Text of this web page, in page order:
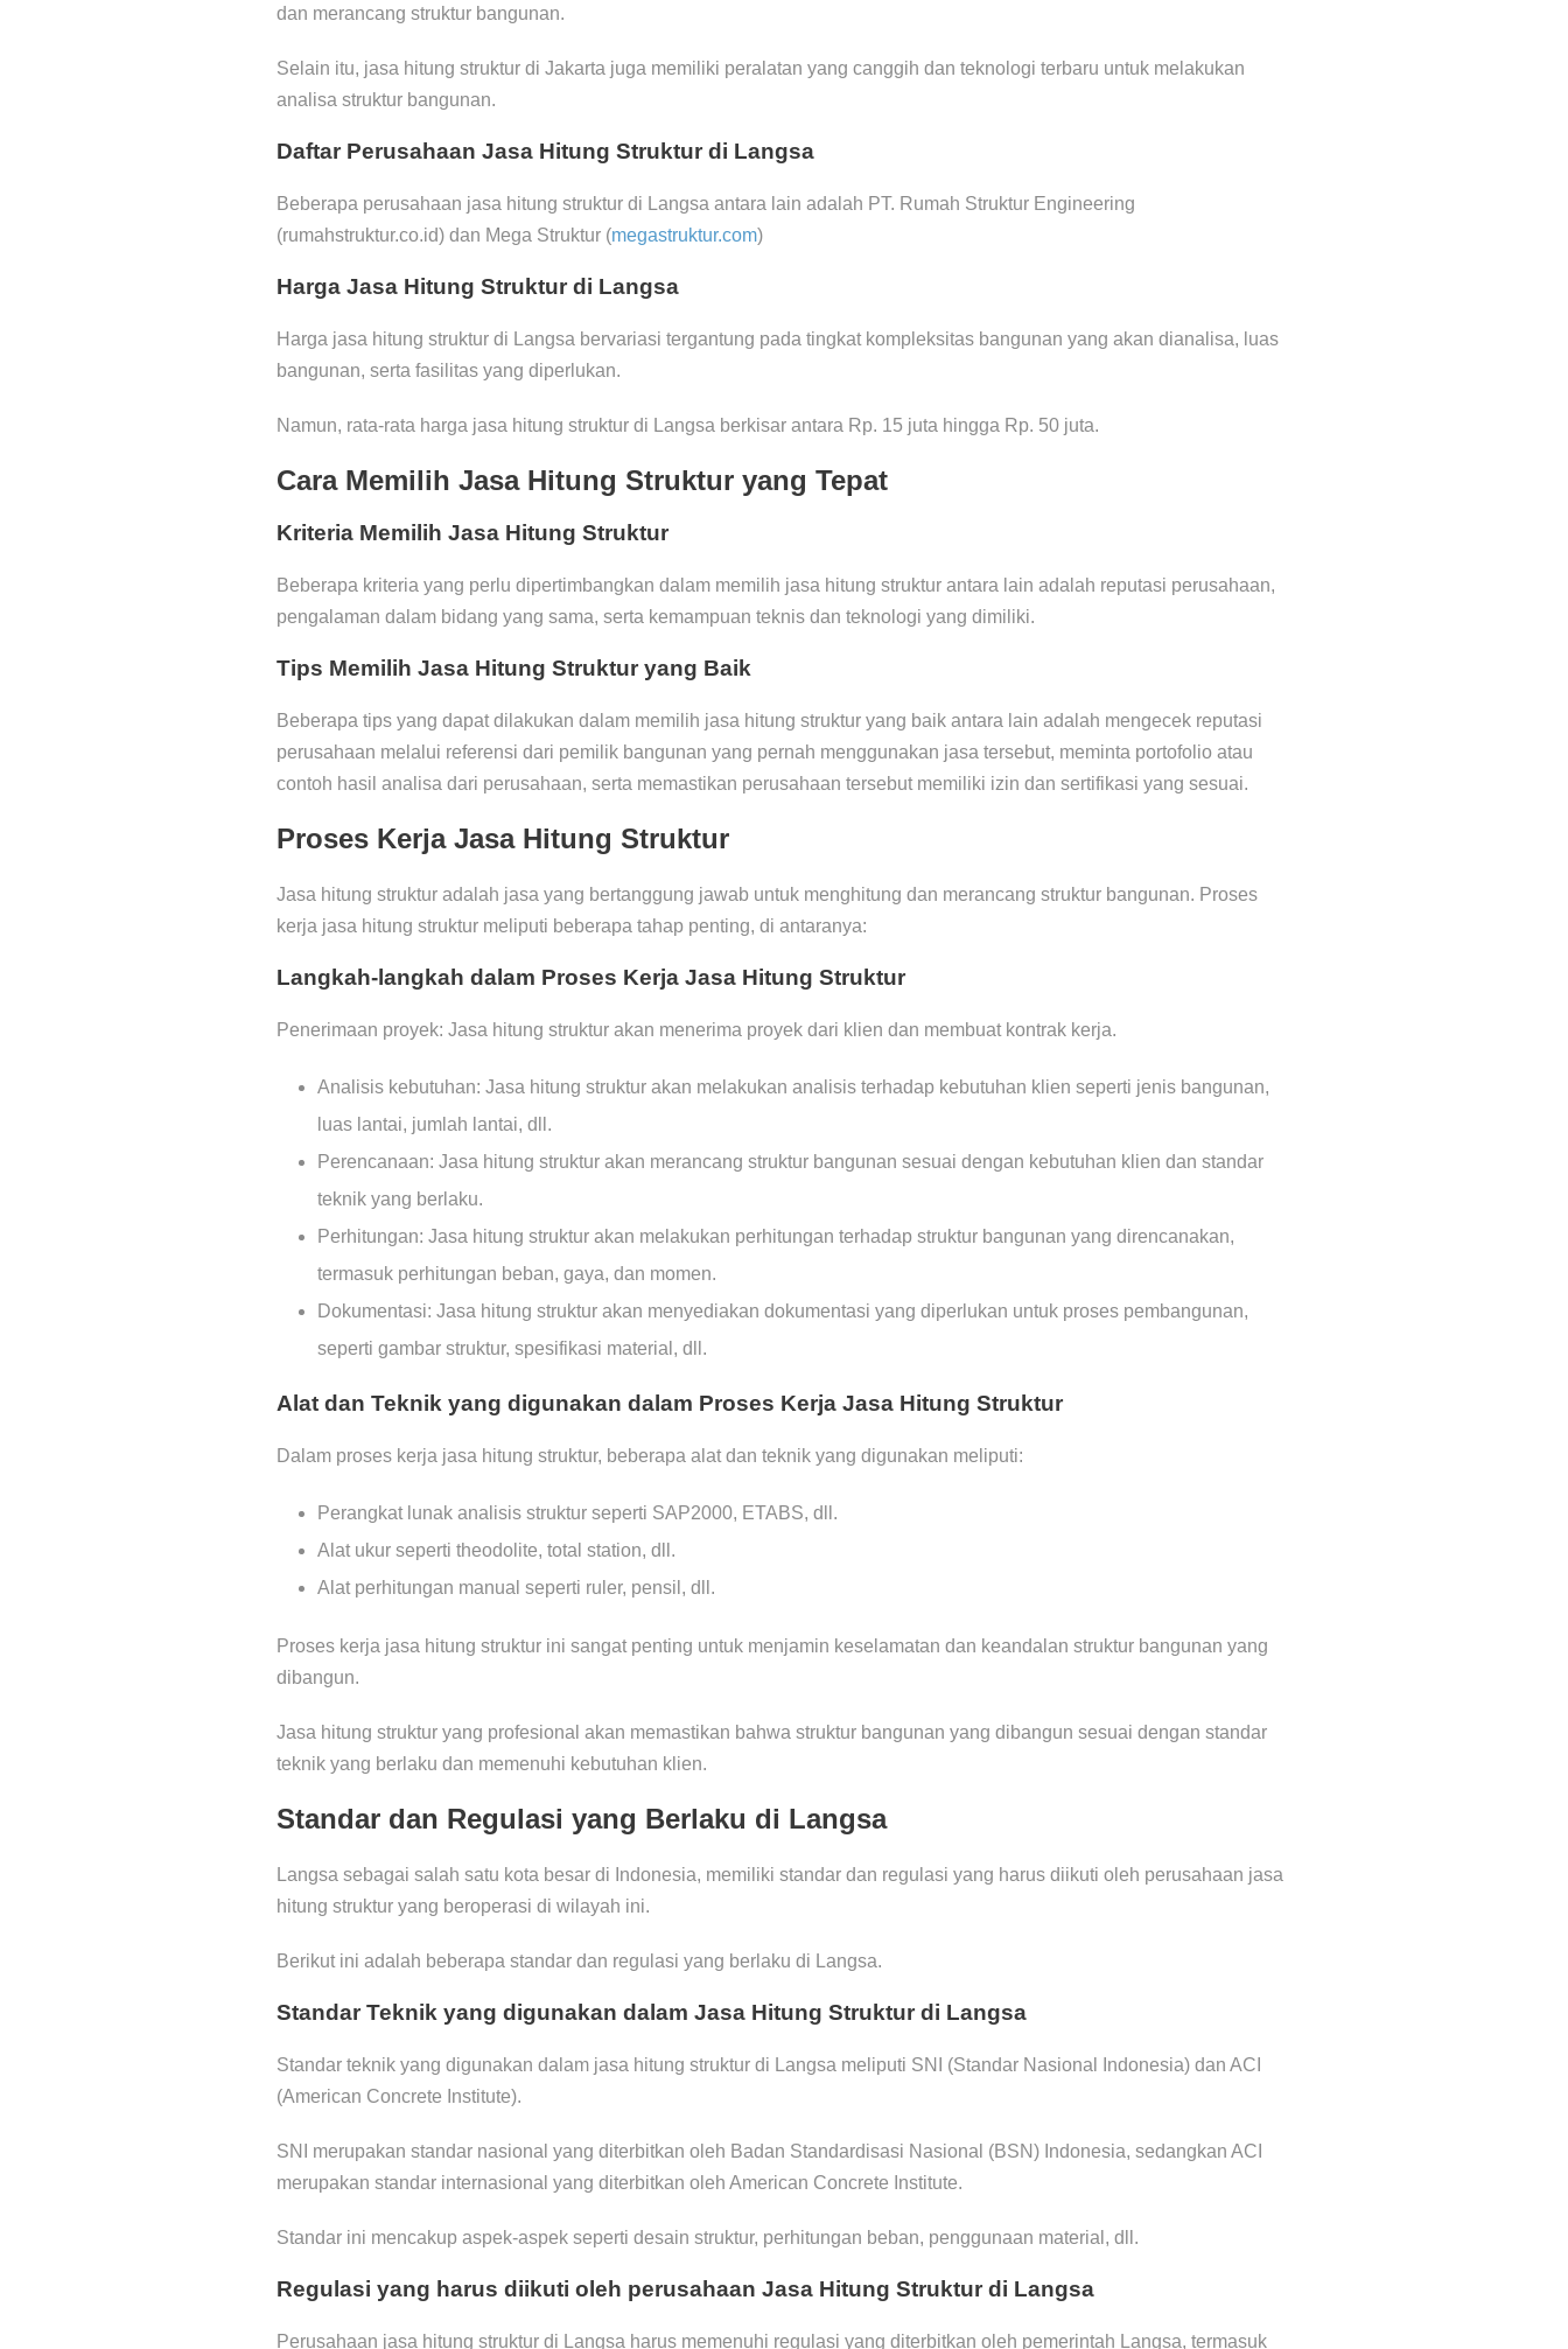
dan merancang struktur bangunan.
Selain itu, jasa hitung struktur di Jakarta juga memiliki peralatan yang canggih dan teknologi terbaru untuk melakukan
analisa struktur bangunan.
Daftar Perusahaan Jasa Hitung Struktur di Langsa
Beberapa perusahaan jasa hitung struktur di Langsa antara lain adalah PT. Rumah Struktur Engineering
(rumahstruktur.co.id) dan Mega Struktur (megastruktur.com)
Harga Jasa Hitung Struktur di Langsa
Harga jasa hitung struktur di Langsa bervariasi tergantung pada tingkat kompleksitas bangunan yang akan dianalisa, luas
bangunan, serta fasilitas yang diperlukan.
Namun, rata-rata harga jasa hitung struktur di Langsa berkisar antara Rp. 15 juta hingga Rp. 50 juta.
Cara Memilih Jasa Hitung Struktur yang Tepat
Kriteria Memilih Jasa Hitung Struktur
Beberapa kriteria yang perlu dipertimbangkan dalam memilih jasa hitung struktur antara lain adalah reputasi perusahaan,
pengalaman dalam bidang yang sama, serta kemampuan teknis dan teknologi yang dimiliki.
Tips Memilih Jasa Hitung Struktur yang Baik
Beberapa tips yang dapat dilakukan dalam memilih jasa hitung struktur yang baik antara lain adalah mengecek reputasi
perusahaan melalui referensi dari pemilik bangunan yang pernah menggunakan jasa tersebut, meminta portofolio atau
contoh hasil analisa dari perusahaan, serta memastikan perusahaan tersebut memiliki izin dan sertifikasi yang sesuai.
Proses Kerja Jasa Hitung Struktur
Jasa hitung struktur adalah jasa yang bertanggung jawab untuk menghitung dan merancang struktur bangunan. Proses
kerja jasa hitung struktur meliputi beberapa tahap penting, di antaranya:
Langkah-langkah dalam Proses Kerja Jasa Hitung Struktur
Penerimaan proyek: Jasa hitung struktur akan menerima proyek dari klien dan membuat kontrak kerja.
Analisis kebutuhan: Jasa hitung struktur akan melakukan analisis terhadap kebutuhan klien seperti jenis bangunan,
luas lantai, jumlah lantai, dll.
Perencanaan: Jasa hitung struktur akan merancang struktur bangunan sesuai dengan kebutuhan klien dan standar
teknik yang berlaku.
Perhitungan: Jasa hitung struktur akan melakukan perhitungan terhadap struktur bangunan yang direncanakan,
termasuk perhitungan beban, gaya, dan momen.
Dokumentasi: Jasa hitung struktur akan menyediakan dokumentasi yang diperlukan untuk proses pembangunan,
seperti gambar struktur, spesifikasi material, dll.
Alat dan Teknik yang digunakan dalam Proses Kerja Jasa Hitung Struktur
Dalam proses kerja jasa hitung struktur, beberapa alat dan teknik yang digunakan meliputi:
Perangkat lunak analisis struktur seperti SAP2000, ETABS, dll.
Alat ukur seperti theodolite, total station, dll.
Alat perhitungan manual seperti ruler, pensil, dll.
Proses kerja jasa hitung struktur ini sangat penting untuk menjamin keselamatan dan keandalan struktur bangunan yang
dibangun.
Jasa hitung struktur yang profesional akan memastikan bahwa struktur bangunan yang dibangun sesuai dengan standar
teknik yang berlaku dan memenuhi kebutuhan klien.
Standar dan Regulasi yang Berlaku di Langsa
Langsa sebagai salah satu kota besar di Indonesia, memiliki standar dan regulasi yang harus diikuti oleh perusahaan jasa
hitung struktur yang beroperasi di wilayah ini.
Berikut ini adalah beberapa standar dan regulasi yang berlaku di Langsa.
Standar Teknik yang digunakan dalam Jasa Hitung Struktur di Langsa
Standar teknik yang digunakan dalam jasa hitung struktur di Langsa meliputi SNI (Standar Nasional Indonesia) dan ACI
(American Concrete Institute).
SNI merupakan standar nasional yang diterbitkan oleh Badan Standardisasi Nasional (BSN) Indonesia, sedangkan ACI
merupakan standar internasional yang diterbitkan oleh American Concrete Institute.
Standar ini mencakup aspek-aspek seperti desain struktur, perhitungan beban, penggunaan material, dll.
Regulasi yang harus diikuti oleh perusahaan Jasa Hitung Struktur di Langsa
Perusahaan jasa hitung struktur di Langsa harus memenuhi regulasi yang diterbitkan oleh pemerintah Langsa, termasuk